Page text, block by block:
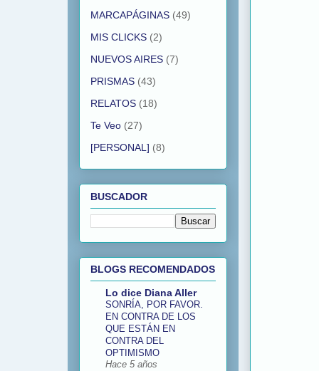
MARCAPÁGINAS (49)
MIS CLICKS (2)
NUEVOS AIRES (7)
PRISMAS (43)
RELATOS (18)
Te Veo (27)
[PERSONAL] (8)
BUSCADOR
BLOGS RECOMENDADOS
Lo dice Diana Aller
SONRÍA, POR FAVOR.
EN CONTRA DE LOS
QUE ESTÁN EN
CONTRA DEL
OPTIMISMO
Hace 5 años